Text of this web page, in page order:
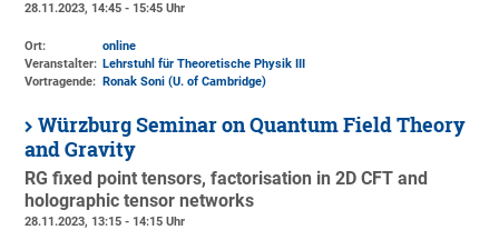
28.11.2023, 14:45 - 15:45 Uhr
Ort:
online
Veranstalter: Lehrstuhl für Theoretische Physik III
Vortragende: Ronak Soni (U. of Cambridge)
Würzburg Seminar on Quantum Field Theory
and Gravity
RG fixed point tensors, factorisation in 2D CFT and
holographic tensor networks
28.11.2023, 13:15 - 14:15 Uhr